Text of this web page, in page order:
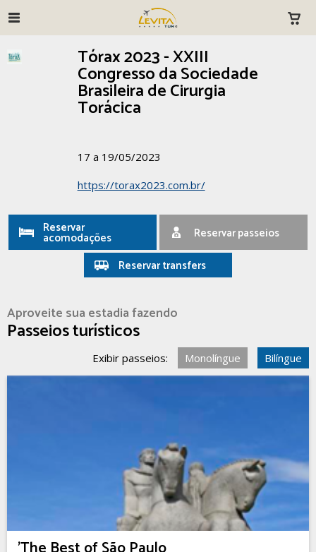
Tórax 2023 - XXIII
Congresso da Sociedade
Brasileira de Cirurgia
Torácica
17 a 19/05/2023
https://torax2023.com.br/
Reservar
acomodações
Reservar passeios
Reservar transfers
Aproveite sua estadia fazendo
Passeios turísticos
Exibir passeios: Monolíngue Bilíngue